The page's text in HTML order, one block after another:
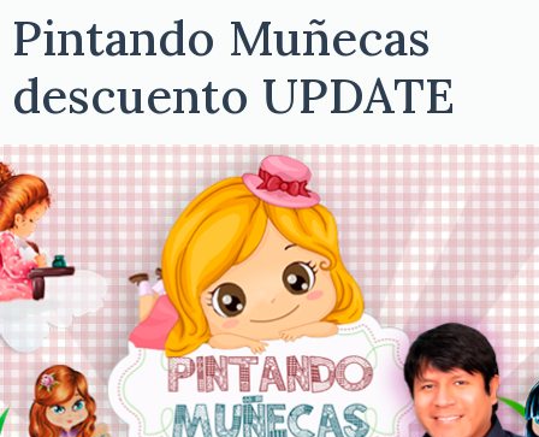
Pintando Muñecas
descuento UPDATE